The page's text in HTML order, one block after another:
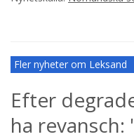
Fler nyheter om Leksand
Efter
ha